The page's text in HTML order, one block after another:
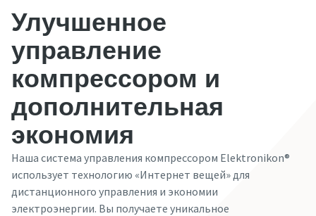
Улучшенное
управление
компрессором и
дополнительная
экономия
Наша система управления компрессором Elektronikon®
использует технологию «Интернет вещей» для
дистанционного управления и экономии
электроэнергии. Вы получаете уникальное